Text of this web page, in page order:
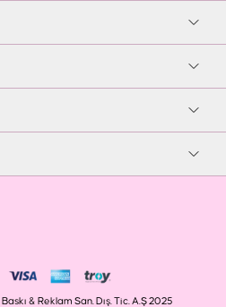
& Reklam San. Dış. Tic. A.Ş 2025